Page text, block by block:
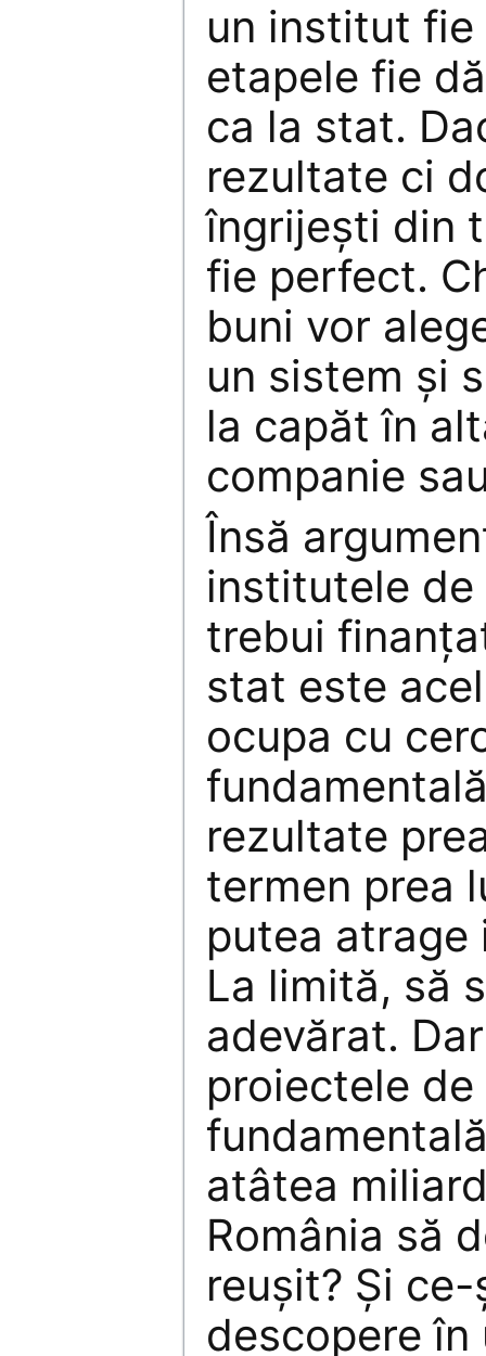
un institut
etapele fie
ca la stat.
rezultate ci
îngrijeşti din
fie perfect.
buni vor
un sistem şi
la capăt în
companie
Însă
institutele
trebui
stat este
ocupa cu
rezultate
termen prea
putea atrage
La limită, să
adevărat.
proiectele
atâtea
România să
reuşit? Şi
descopere